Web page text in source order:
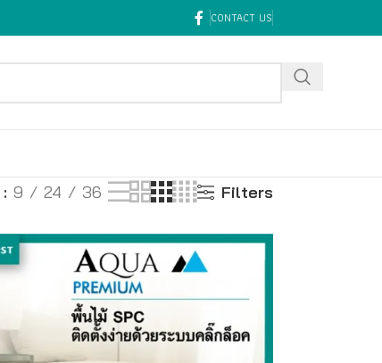
CONTACT US
9 24 36 Filters